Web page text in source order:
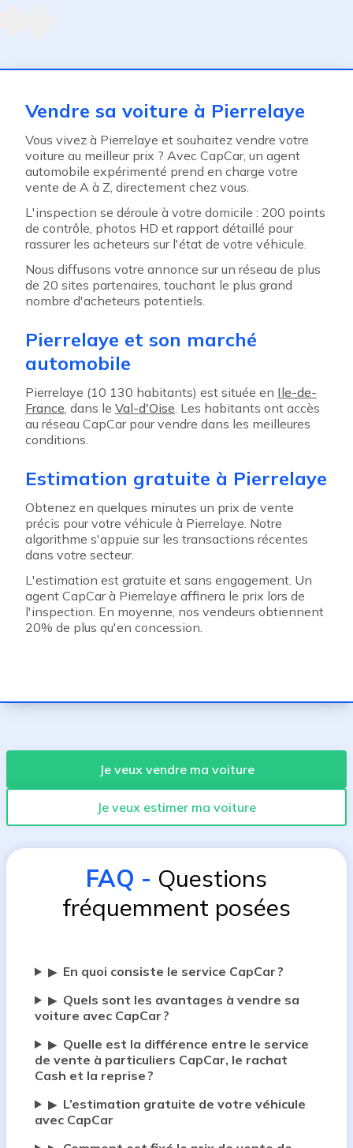
Vendre sa voiture à Pierrelaye
Vous vivez à Pierrelaye et souhaitez vendre votre
voiture au meilleur prix ? Avec CapCar, un agent
automobile expérimenté prend en charge votre
vente de A à Z, directement chez vous.
L'inspection se déroule à votre domicile : 200 points
de contrôle, photos HD et rapport détaillé pour
rassurer les acheteurs sur l'état de votre véhicule.
Nous diffusons votre annonce sur un réseau de plus
de 20 sites partenaires, touchant le plus grand
nombre d'acheteurs potentiels.
Pierrelaye et son marché
automobile
Pierrelaye (10 130 habitants) est située en Ile-de-
France, dans le Val-d'Oise. Les habitants ont accès
au réseau CapCar pour vendre dans les meilleures
conditions.
Estimation gratuite à Pierrelaye
Obtenez en quelques minutes un prix de vente
précis pour votre véhicule à Pierrelaye. Notre
algorithme s'appuie sur les transactions récentes
dans votre secteur.
L'estimation est gratuite et sans engagement. Un
agent CapCar à Pierrelaye affinera le prix lors de
l'inspection. En moyenne, nos vendeurs obtiennent
20% de plus qu'en concession.
Je veux vendre ma voiture
Je veux estimer ma voiture
FAQ - Questions
fréquemment posées
▶ En quoi consiste le service CapCar ?
▶ Quels sont les avantages à vendre sa
voiture avec CapCar ?
▶ Quelle est la différence entre le service
de vente à particuliers CapCar, le rachat
Cash et la reprise ?
▶ L’estimation gratuite de votre véhicule
avec CapCar